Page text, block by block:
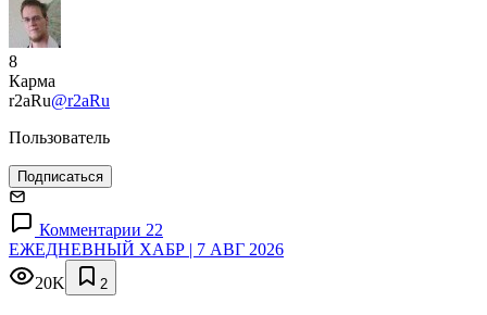
8
Карма
r2aRu@r2aRu
Пользователь
Подписаться
Комментарии 22
ЕЖЕДНЕВНЫЙ ХАБР | 7 АВГ 2026
20K
2